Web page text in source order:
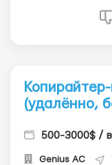
(удалённо,
500-3000$ /
Genius AС